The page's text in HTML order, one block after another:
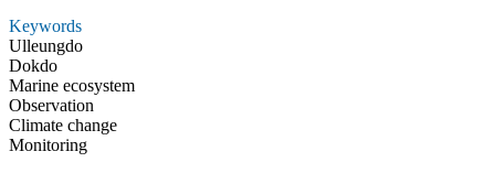
Keywords
Ulleungdo
Dokdo
Marine ecosystem
Observation
Climate change
Monitoring